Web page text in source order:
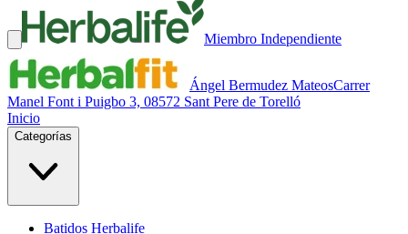
Miembro Independiente
Ángel Bermudez MateosCarrer
Manel Font i Puigbo 3, 08572 Sant Pere de Torelló
Inicio
Categorías
Batidos Herbalife